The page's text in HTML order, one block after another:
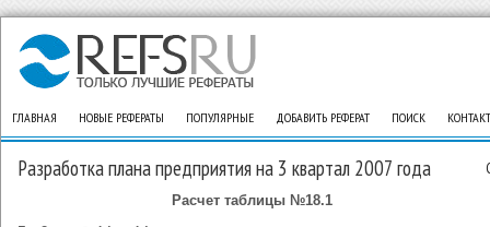
ГЛАВНАЯ НОВЫЕ РЕФЕРАТЫ ПОПУЛЯРНЫЕ ДОБАВИТЬ РЕФЕРАТ ПОИСК
Разработка плана предприятия на 3 квартал 2007 года
Расчет таблицы №18.1